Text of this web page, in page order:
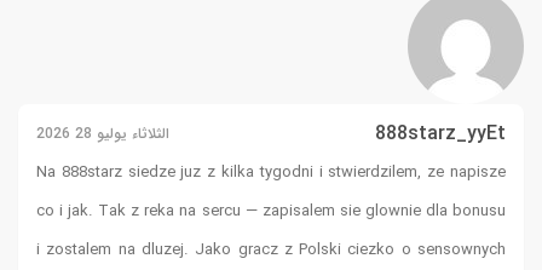
Na
co i jak.
i